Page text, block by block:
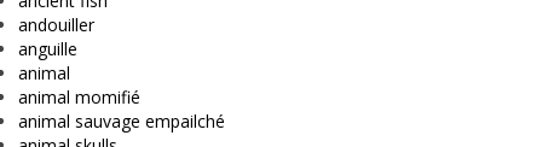
andouiller
anguille
animal
animal momifié
animal sauvage empailché